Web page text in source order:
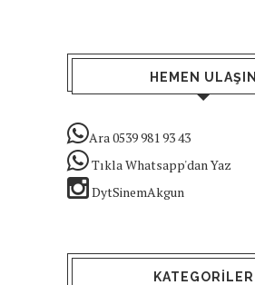
HEMEN ULAŞIN
Ara 0539 981 93 43
Tıkla Whatsapp'dan Yaz
DytSinemAkgun
KATEGORILER